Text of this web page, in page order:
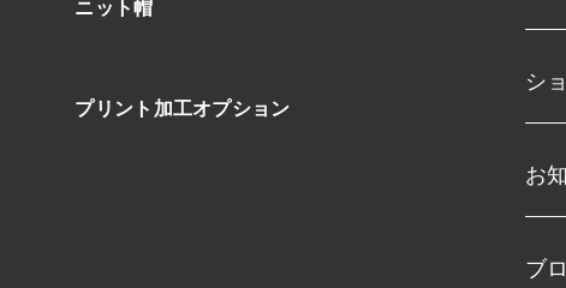
ニット帽
プリント加工オプション
シ
お
ブ